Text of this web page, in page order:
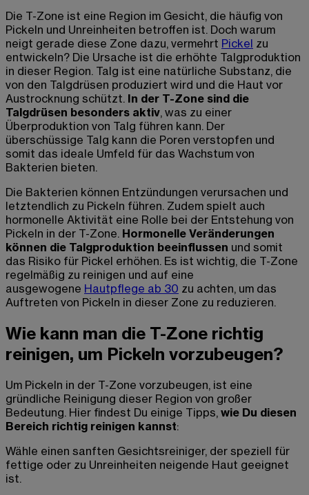
Die T-Zone ist eine Region im Gesicht, die häufig von
Pickeln und Unreinheiten betroffen ist. Doch warum
neigt gerade diese Zone dazu, vermehrt Pickel zu
entwickeln? Die Ursache ist die erhöhte Talgproduktion
in dieser Region. Talg ist eine natürliche Substanz, die
von den Talgdrüsen produziert wird und die Haut vor
Austrocknung schützt. In der T-Zone sind die
Talgdrüsen besonders aktiv, was zu einer
Überproduktion von Talg führen kann. Der
überschüssige Talg kann die Poren verstopfen und
somit das ideale Umfeld für das Wachstum von
Bakterien bieten.
Die Bakterien können Entzündungen verursachen und
letztendlich zu Pickeln führen. Zudem spielt auch
hormonelle Aktivität eine Rolle bei der Entstehung von
Pickeln in der T-Zone. Hormonelle Veränderungen
können die Talgproduktion beeinflussen und somit
das Risiko für Pickel erhöhen. Es ist wichtig, die T-Zone
regelmäßig zu reinigen und auf eine
ausgewogene Hautpflege ab 30 zu achten, um das
Auftreten von Pickeln in dieser Zone zu reduzieren.
Wie kann man die T-Zone richtig
reinigen, um Pickeln vorzubeugen?
Um Pickeln in der T-Zone vorzubeugen, ist eine
gründliche Reinigung dieser Region von großer
Bedeutung. Hier findest Du einige Tipps, wie Du diesen
Bereich richtig reinigen kannst:
Wähle einen sanften Gesichtsreiniger, der speziell für
fettige oder zu Unreinheiten neigende Haut geeignet
ist.